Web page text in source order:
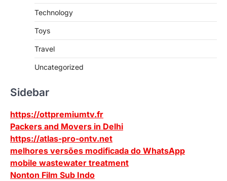
Technology
Toys
Travel
Uncategorized
Sidebar
https://ottpremiumtv.fr
Packers and Movers in Delhi
https://atlas-pro-ontv.net
melhores versões modificada do WhatsApp
mobile wastewater treatment
Nonton Film Sub Indo